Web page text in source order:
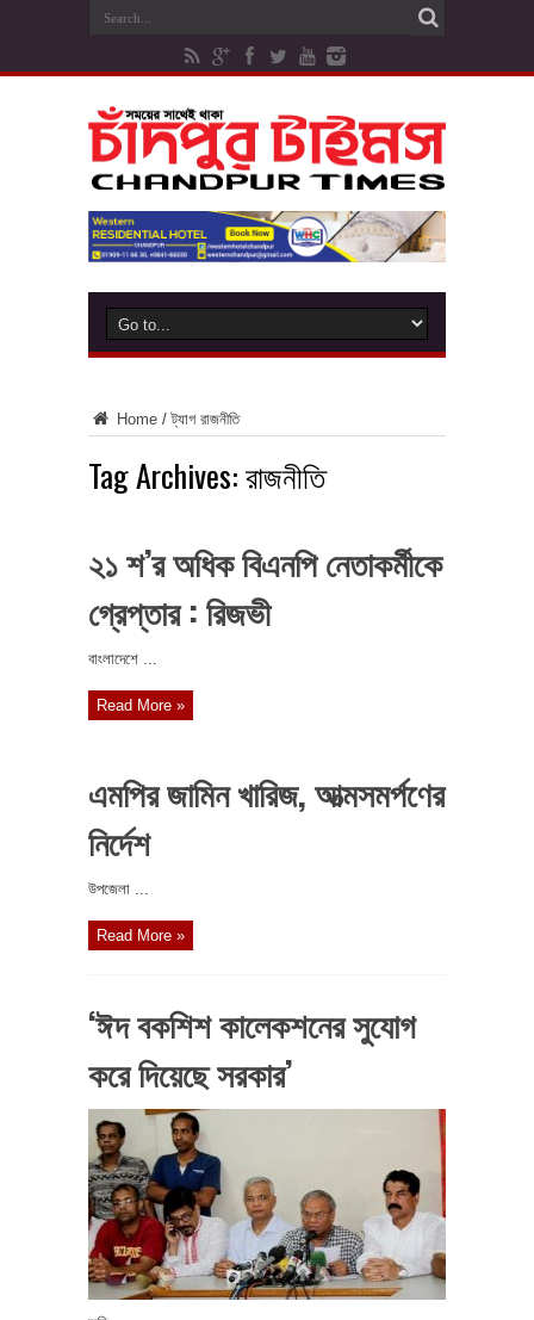
Home / ট্যাগ রাজনীতি
Tag Archives:রাজনীতি
২১ শ’র অধিক বিএনপি নেতাকর্মীকে
গ্রেপ্তার : রিজভী
বাংলাদেশে ...
Read More »
এমপির জামিন খারিজ, আত্মসমর্পণের
নির্দেশ
উপজেলা ...
Read More »
‘ঈদ বকশিশ কালেকশনের সুযোগ
করে দিয়েছে সরকার’